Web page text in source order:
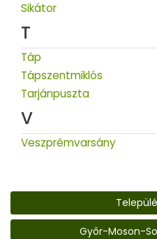
Sikátor
T
Táp
Tápszentmiklós
Tarjánpuszta
V
Veszprémvarsány
Győr-Moson-